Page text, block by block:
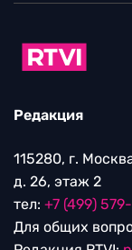
Редакция
115280, г.
д. 26, этаж 2
тел: +7 (499)
Для общих